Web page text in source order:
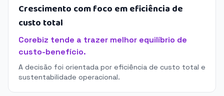
Crescimento com foco em eficiência de
custo total
Corebiz tende a trazer melhor equilíbrio de
custo-benefício.
A decisão foi orientada por eficiência de custo total e
sustentabilidade operacional.